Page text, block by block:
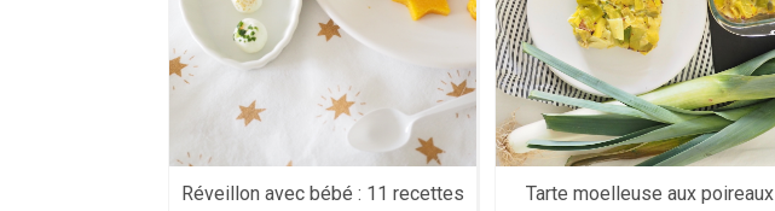
Réveillon avec bébé : 11 recettes
Tarte moelleuse aux poireaux